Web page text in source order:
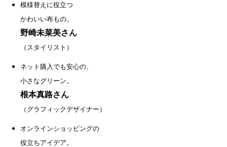
模様替えに役立つ
かわいい布もの。
野崎未菜美さん
（スタイリスト）
ネット購入でも安心の、
小さなグリーン。
根本真路さん
（グラフィックデザイナー）
オンラインショッピングの
役立ちアイデア。